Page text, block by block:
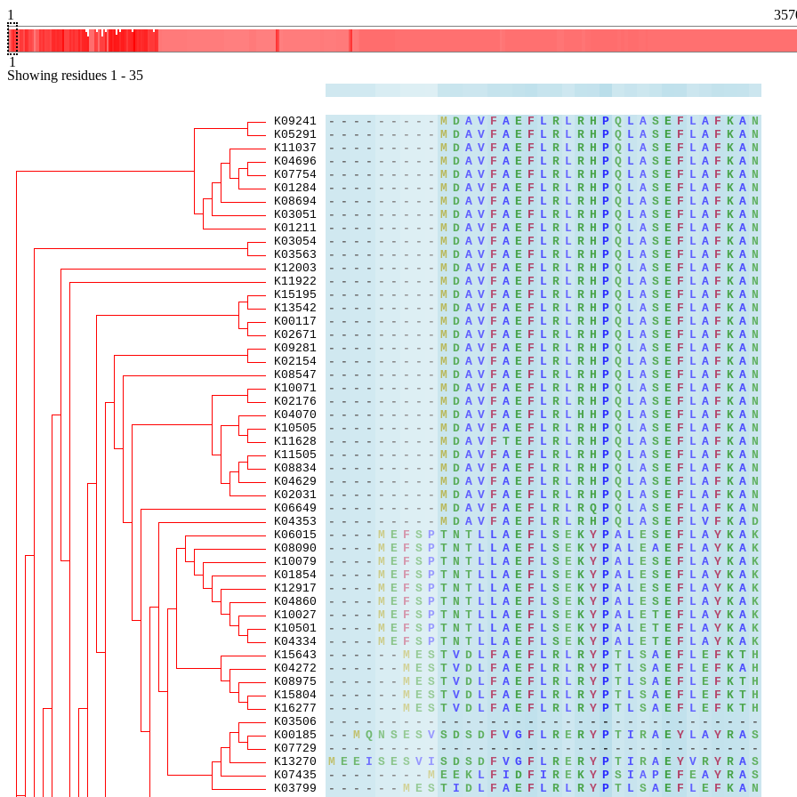
1
1
Showing residues 1 - 35
K09241
K05291
K11037
K04696
K07754
K01284
K08694
K03051
K01211
K03054
K03563
K12003
K11922
K15195
K13542
K00117
K02671
K09281
K02154
K08547
K10071
K02176
K04070
K10505
K11628
K11505
K08834
K04629
K02031
K06649
K04353
K06015
K08090
K10079
K01854
K12917
K04860
K10027
K10501
K04334
K15643
K04272
K08975
K15804
K16277
K03506
K00185
K07729
K13270
K07435
K03799
- - - - - - - - - M D A V F A E F L R L R H P Q L A S E F L A F K A N
-
- - - - - - - - M D A V F A E F L R L R H P Q L A S E F L A F K A N
-
- - - - - - - - M D A V F A E F L R L R H P Q L A S E F L A F K A N
-
- - - - - - - - M D A V F A E F L R L R H P Q L A S E F L A F K A N
-
- - - - - - - - M D A V F A E F L R L R H P Q L A S E F L A F K A N
-
- - - - - - - - M D A V F A E F L R L R H P Q L A S E F L A F K A N
-
- - - - - - - - M D A V F A E F L R L R H P Q L A S E F L A F K A N
-
- - - - - - - - M D A V F A E F L R L R H P Q L A S E F L A F K A N
-
- - - - - - - - M D A V F A E F L R L R H P Q L A S E F L A F K A N
-
- - - - - - - - M D A V F A E F L R L R H P Q L A S E F L A F K A N
-
- - - - - - - - M D A V F A E F L R L R H P Q L A S E F L A F K A N
-
- - - - - - - - M D A V F A E F L R L R H P Q L A S E F L A F K A N
-
- - - - - - - - M D A V F A E F L R L R H P Q L A S E F L A F K A N
-
- - - - - - - - M D A V F A E F L R L R H P Q L A S E F L A F K A N
-
- - - - - - - - M D A V F A E F L R L R H P Q L A S E F L A F K A N
-
- - - - - - - - M D A V F A E F L R L R H P Q L A S E F L A F K A N
-
- - - - - - - - M D A V F A E F L R L R H P Q L A S E F L A F K A N
-
- - - - - - - - M D A V F A E F L R L R H P Q L A S E F L A F K A N
-
- - - - - - - - M D A V F A E F L R L R H P Q L A S E F L A F K A N
-
- - - - - - - - M D A V F A E F L R L R H P Q L A S E F L A F K A N
-
- - - - - - - - M D A V F A E F L R L R H P Q L A S E F L A F K A N
-
- - - - - - - - M D A V F A E F L R L R H P Q L A S E F L A F K A N
-
- - - - - - - - M D A V F A E F L R L H H P Q L A S E F L A F K A N
-
- - - - - - - - M D A V F A E F L R L R H P Q L A S E F L A F K A N
-
- - - - - - - - M D A V F T E F L R L R H P Q L A S E F L A F K A N
-
- - - - - - - - M D A V F A E F L R L R H P Q L A S E F L A F K A N
-
- - - - - - - - M D A V F A E F L R L R H P Q L A S E F L A F K A N
-
- - - - - - - - M D A V F A E F L R L R H P Q L A S E F L A F K A N
-
- - - - - - - - M D A V F A E F L R L R H P Q L A S E F L A F K A N
-
- - - - - - - - M D A V F A E F L R L R Q P Q L A S E F L A F K A N
-
- - - - - - - - M D A V F A E F L R L R H P Q L A S E F L V F K A D
-
- - - M E F S P T N T L L A E F L S E K Y P A L E S E F L A Y K A K
-
- - - M E F S P T N T L L A E F L S E K Y P A L E A E F L A Y K A K
-
- - - M E F S P T N T L L A E F L S E K Y P A L E S E F L A Y K A K
-
- - - M E F S P T N T L L A E F L S E K Y P A L E S E F L A Y K A K
-
- - - M E F S P T N T L L A E F L S E K Y P A L E S E F L A Y K A K
-
- - - M E F S P T N T L L A E F L S E K Y P A L E S E F L A Y K A K
-
- - - M E F S P T N T L L A E F L S E K Y P A L E T E F L A Y K A K
-
- - - M E F S P T N T L L A E F L S E K Y P A L E T E F L A Y K A K
-
- - - M E F S P T N T L L A E F L S E K Y P A L E T E F L A Y K A K
-
- - - - - M E S T V D L F A E F L R L R Y P T L S A E F L E F K T H
-
- - - - - M E S T V D L F A E F L R L R Y P T L S A E F L E F K A H
-
- - - - - M E S T V D L F A E F L R L R Y P T L S A E F L E F K T H
-
- - - - - M E S T V D L F A E F L R L R Y P T L S A E F L E F K T H
-
- - - - - M E S T V D L F A E F L R L R Y P T L S A E F L E F K T H
-
- - - - - - - - - - - - - - - - - - - - - - - - - - - - - - - - -
-
-
- M Q N S E S V S D S D F V G F L R E R Y P T I R A E Y L A Y R A S
-
- - - - - - - - - - - - - - - - - - - - - - - - - - - - - - - - -
-
M E E I S E S V I S D S D F V G F L R E R Y P T I R A E Y V R Y R A S
-
- - - - - - - M E E K L F I D F I R E K Y P S I A P E F E A Y R A S
-
- - - - - M E S T I D L F A E F L R L R Y P T L S A E F L E F K A N